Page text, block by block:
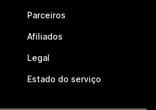
Parceiros
Afiliados
Legal
Estado do serviço